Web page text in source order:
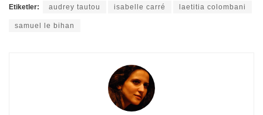
Etiketler: audrey tautou isabelle carré laetitia colombani
samuel le bihan